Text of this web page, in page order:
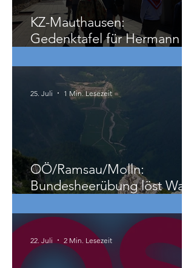
KZ-Mauthausen:
Gedenktafel für Hermann
Köhler
OÖ/Ramsau/Molln:
Bundesheerübung löst Wald-
und Wiesenbrand aus